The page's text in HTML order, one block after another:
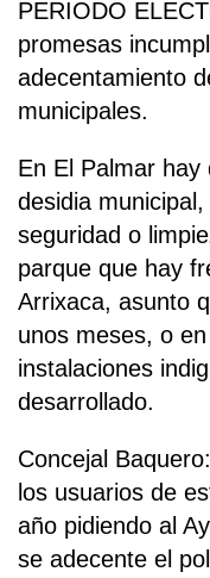
PERIODO
promesas
adecentamiento
municipales.
En El Palmar
desidia
seguridad o
parque que hay
Arrixaca, asunto
unos meses, o
instalaciones
desarrollado.
Concejal
los usuarios de
año pidiendo al
se adecente el